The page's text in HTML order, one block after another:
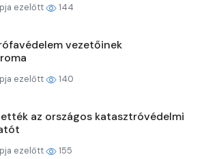
ezelőtt 144
vezetőinek
ezelőtt 140
az országos katasztróvédelmi
ezelőtt 155